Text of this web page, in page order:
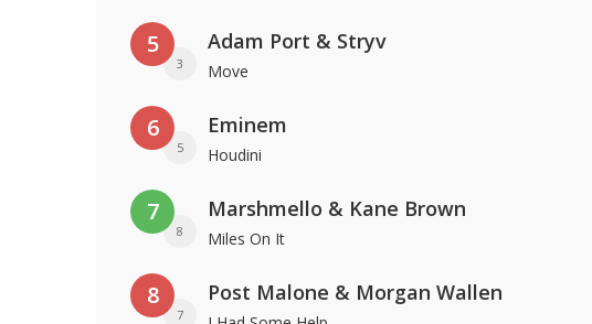
5
3
Adam Port & Stryv
Move
6
5
Eminem
Houdini
7
8
Marshmello & Kane Brown
Miles On It
8
7
Post Malone & Morgan Wallen